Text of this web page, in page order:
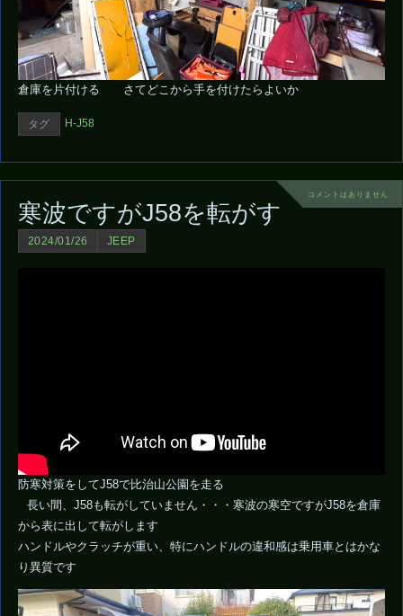
倉庫を片付ける さてどこから手を付けたらよいか
タグ H-J58
コメントはありません
寒波ですがJ58を転がす
2024/01/26 JEEP
防寒対策をしてJ58で比治山公園を走る
長い間、J58も転がしていません・・・寒波の寒空ですがJ58を倉庫
から表に出して転がします
ハンドルやクラッチが重い、特にハンドルの違和感は乗用車とはかな
り異質です